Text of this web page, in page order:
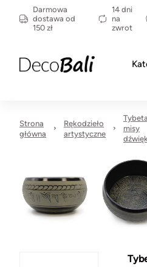
Darmowa
dostawa od
150 zł
14 dni
na
zwrot
Strona
główna
Rękodzieło
artystyczne
misy